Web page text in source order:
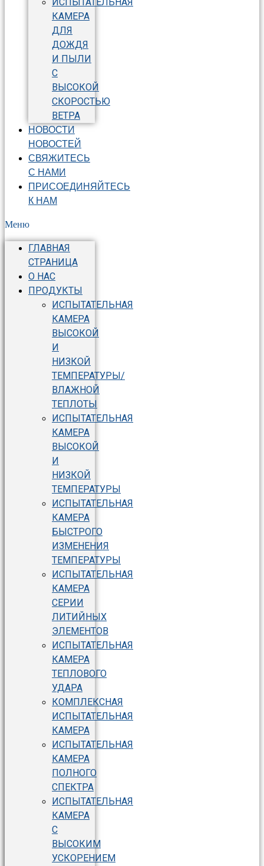
КАМЕРА
ДЛЯ
ДОЖДЯ
И ПЫЛИ
С
ВЫСОКОЙ
СКОРОСТЬЮ
ВЕТРА
НОВОСТИ
НОВОСТЕЙ
СВЯЖИТЕСЬ
С НАМИ
ПРИСОЕДИНЯЙТЕСЬ
К НАМ
Меню
ГЛАВНАЯ
СТРАНИЦА
О НАС
ПРОДУКТЫ
ИСПЫТАТЕЛЬНАЯ
КАМЕРА
ВЫСОКОЙ
И
НИЗКОЙ
ТЕМПЕРАТУРЫ/
ВЛАЖНОЙ
ТЕПЛОТЫ
ИСПЫТАТЕЛЬНАЯ
КАМЕРА
ВЫСОКОЙ
И
НИЗКОЙ
ТЕМПЕРАТУРЫ
ИСПЫТАТЕЛЬНАЯ
КАМЕРА
БЫСТРОГО
ИЗМЕНЕНИЯ
ТЕМПЕРАТУРЫ
ИСПЫТАТЕЛЬНАЯ
КАМЕРА
СЕРИИ
ЛИТИЙНЫХ
ЭЛЕМЕНТОВ
ИСПЫТАТЕЛЬНАЯ
КАМЕРА
ТЕПЛОВОГО
УДАРА
КОМПЛЕКСНАЯ
ИСПЫТАТЕЛЬНАЯ
КАМЕРА
ИСПЫТАТЕЛЬНАЯ
КАМЕРА
ПОЛНОГО
СПЕКТРА
ИСПЫТАТЕЛЬНАЯ
КАМЕРА
С
ВЫСОКИМ
УСКОРЕНИЕМ